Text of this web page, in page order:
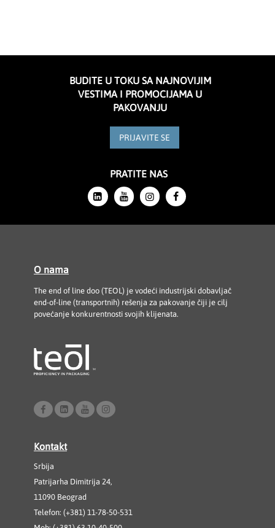
BUDITE U TOKU SA NAJNOVIJIM
VESTIMA I PROMOCIJAMA U
PAKOVANJU
PRIJAVITE SE
PRATITE NAS
O nama
The end of line doo (TEOL) je vodeći industrijski dobavljač
end-of-line (transportnih) rešenja za pakovanje čiji je cilj
povećanje konkurentnosti svojih klijenata.
Kontakt
Srbija
Patrijarha Dimitrija 24,
11090 Beograd
Telefon: (+381) 11-78-50-531